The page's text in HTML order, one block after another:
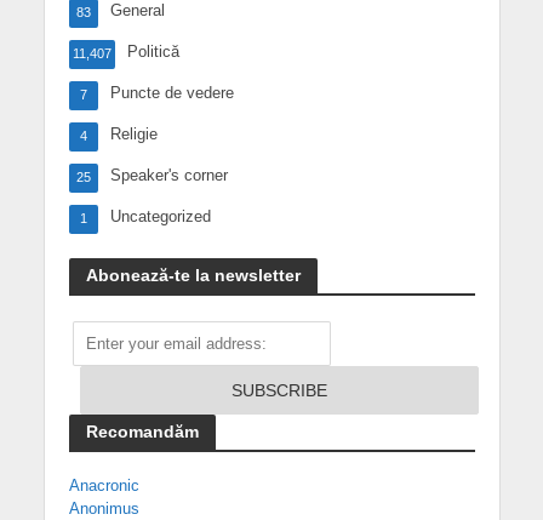
General
83
Politică
11,407
Puncte de vedere
7
Religie
4
Speaker's corner
25
Uncategorized
1
Abonează-te la newsletter
Recomandăm
Anacronic
Anonimus